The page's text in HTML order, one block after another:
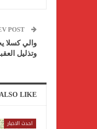
والي كسلا
وتذليل
LIKE
احدث الاخبار